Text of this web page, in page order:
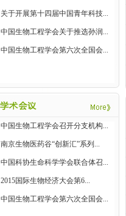
关于开展第十四届中国青年科技...
中国生物工程学会关于推选孙润...
中国生物工程学会第六次全国会...
中国生物工程学会召开分支机构...
南京生物医药谷“创新汇”系列...
中国科协生命科学学会联合体召...
2015国际生物经济大会第6...
中国生物工程学会第六次全国会...